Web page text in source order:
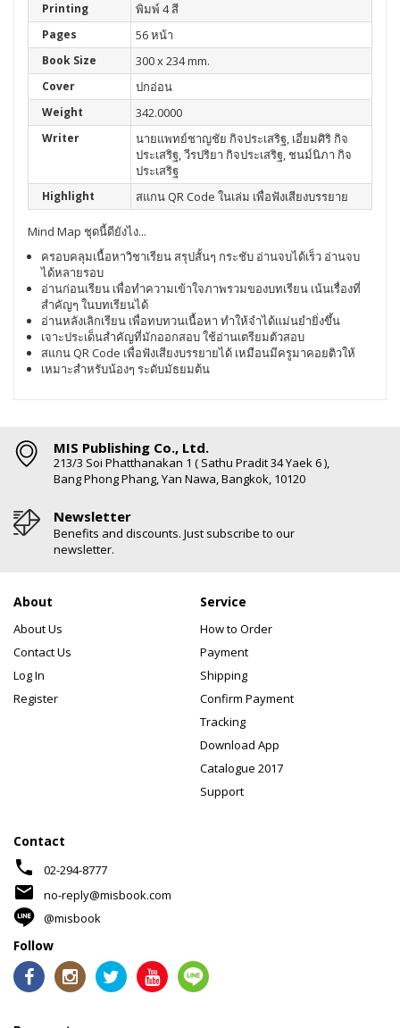
Printing พิมพ์ 4 สี
Pages 56 หน้า
Book Size 300 x 234 mm.
Cover ปกอ่อน
Weight 342.0000
Writer
นายแพทย์ชาญชัย กิจประเสริฐ, เอี่ยมศิริ กิจ
ประเสริฐ, วีรปริยา กิจประเสริฐ, ชนม์นิภา กิจ
ประเสริฐ
Highlight สแกน QR Code ในเล่ม เพื่อฟังเสียงบรรยาย
Mind Map ชุดนี้ดียังไง​...
ครอบคลุมเนื้อหาวิชาเรียน สรุปสั้นๆ กระชับ อ่านจบได้เร็ว อ่านจบ
ได้หลายรอบ
อ่านก่อนเรียน เพื่อทำความเข้าใจภาพรวมของบทเรียน เน้นเรื่องที่
สำคัญๆ ในบทเรียนได้
อ่านหลังเลิกเรียน เพื่อทบทวนเนื้อหา ทำให้จำได้เเม่นยำยิ่งขึ้น
เจาะประเด็นสำคัญที่มักออกสอบ ใช้อ่านเตรียมตัวสอบ
สแกน QR Code เพื่อฟังเสียงบรรยายได้ เหมือนมีครูมาคอยติวให้
เหมาะสำหรับน้องๆ ระดับมัธยมต้น
MIS Publishing Co., Ltd.
213/3 Soi Phatthanakan 1 ( Sathu Pradit 34 Yaek 6 ),
Bang Phong Phang, Yan Nawa, Bangkok, 10120
Newsletter
Benefits and discounts. Just subscribe to our
newsletter.
About
About Us
Contact Us
Log In
Register
Service
How to Order
Payment
Shipping
Confirm Payment
Tracking
Download App
Catalogue 2017
Support
Contact
phone 02-294-8777
mail
no-reply@misbook.com
@misbook
Follow